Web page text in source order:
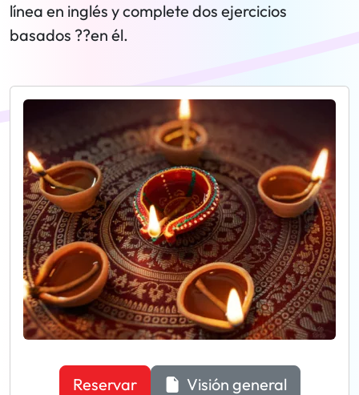
línea en inglés y complete dos ejercicios
basados ??en él.
Reservar Visión general